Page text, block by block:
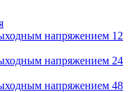
напряжением 12
напряжением 24
напряжением 48